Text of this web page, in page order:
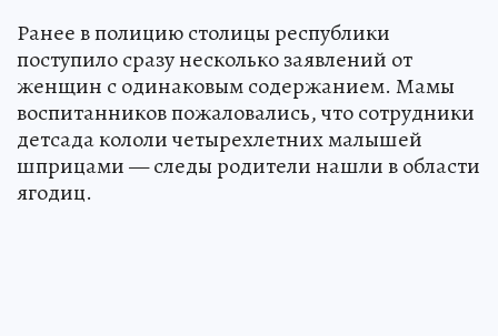
Ранее в полицию столицы республики
поступило сразу несколько заявлений от
женщин с одинаковым содержанием. Мамы
воспитанников пожаловались, что сотрудники
детсада кололи четырехлетних малышей
шприцами — следы родители нашли в области
ягодиц.